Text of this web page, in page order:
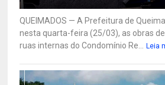
QUEIMADOS — A Prefeitura de
nesta quarta-feira (25/03), as obras
ruas internas do Condomínio Re...
Leia